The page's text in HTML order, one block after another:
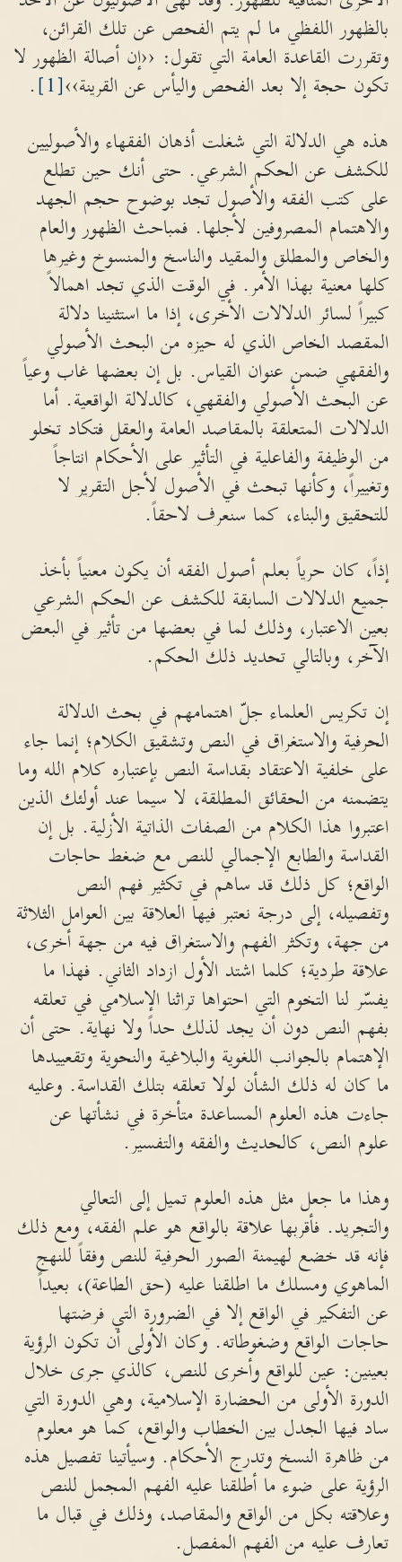
بالظهور اللفظي ما لم يتم الفحص عن تلك القرائن،
وتقررت القاعدة العامة التي تقول: ‹‹إن أصالة الظهور لا
تكون حجة إلا بعد الفحص واليأس عن القرينة››[1]
.
هذه هي الدلالة التي شغلت أذهان الفقهاء والأصوليين
للكشف عن الحكم الشرعي. حتى أنك حين تطلع
على كتب الفقه والأصول تجد بوضوح حجم الجهد
والاهتمام المصروفين لأجلها. فمباحث الظهور والعام
والخاص والمطلق والمقيد والناسخ والمنسوخ وغيرها
كلها معنية بهذا الأمر. في الوقت الذي تجد اهمالاً
كبيراً لسائر الدلالات الأخرى، إذا ما استثنينا دلالة
المقصد الخاص الذي له حيزه من البحث الأصولي
والفقهي ضمن عنوان القياس. بل إن بعضها غاب وعياً
عن البحث الأصولي والفقهي، كالدلالة الواقعية. أما
الدلالات المتعلقة بالمقاصد العامة والعقل فتكاد تخلو
من الوظيفة والفاعلية في التأثير على الأحكام انتاجاً
وتغييراً، وكأنها تبحث في الأصول لأجل التقرير لا
للتحقيق والبناء، كما سنعرف لاحقاً.
إذاً، كان حرياً بعلم أصول الفقه أن يكون معنياً بأخذ
جميع الدلالات السابقة للكشف عن الحكم الشرعي
بعين الاعتبار، وذلك لما في بعضها من تأثير في البعض
الآخر، وبالتالي تحديد ذلك الحكم.
إن تكريس العلماء جلّ اهتمامهم في بحث الدلالة
الحرفية والاستغراق في النص وتشقيق الكلام؛ إنما جاء
على خلفية الاعتقاد بقداسة النص بإعتباره كلام الله وما
يتضمنه من الحقائق المطلقة، لا سيما عند أولئك الذين
اعتبروا هذا الكلام من الصفات الذاتية الأزلية. بل إن
القداسة والطابع الإجمالي للنص مع ضغط حاجات
الواقع؛ كل ذلك قد ساهم في تكثير فهم النص
وتفصيله، إلى درجة نعتبر فيها العلاقة بين العوامل الثلاثة
من جهة، وتكثر الفهم والاستغراق فيه من جهة أخرى،
علاقة طردية؛ كلما اشتد الأول ازداد الثاني. فهذا ما
يفسّر لنا التخوم التي احتواها تراثنا الإسلامي في تعلقه
بفهم النص دون أن يجد لذلك حداً ولا نهاية. حتى أن
الإهتمام بالجوانب اللغوية والبلاغية والنحوية وتقعييدها
ما كان له ذلك الشأن لولا تعلقه بتلك القداسة. وعليه
جاءت هذه العلوم المساعدة متأخرة في نشأتها عن
علوم النص، كالحديث والفقه والتفسير.
وهذا ما جعل مثل هذه العلوم تميل إلى التعالي
والتجريد. فأقربها علاقة بالواقع هو علم الفقه، ومع ذلك
فإنه قد خضع لهيمنة الصور الحرفية للنص وفقاً للنهج
الماهوي ومسلك ما اطلقنا عليه (حق الطاعة)، بعيداً
عن التفكير في الواقع إلا في الضرورة التي فرضتها
حاجات الواقع وضغوطاته. وكان الأولى أن تكون الرؤية
بعينين: عين للواقع وأخرى للنص، كالذي جرى خلال
الدورة الأولى من الحضارة الإسلامية، وهي الدورة التي
ساد فيها الجدل بين الخطاب والواقع، كما هو معلوم
من ظاهرة النسخ وتدرج الأحكام. وسيأتينا تفصيل هذه
الرؤية على ضوء ما أطلقنا عليه الفهم المجمل للنص
وعلاقته بكل من الواقع والمقاصد، وذلك في قبال ما
تعارف عليه من الفهم المفصل.